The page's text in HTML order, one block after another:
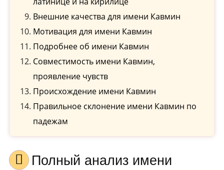
Внешние качества для имени Кавмин
Мотивация для имени Кавмин
Подробнее об имени Кавмин
Совместимость имени Кавмин,
проявление чувств
Происхождение имени Кавмин
Правильное склонение имени Кавмин по
падежам
Полный анализ имени